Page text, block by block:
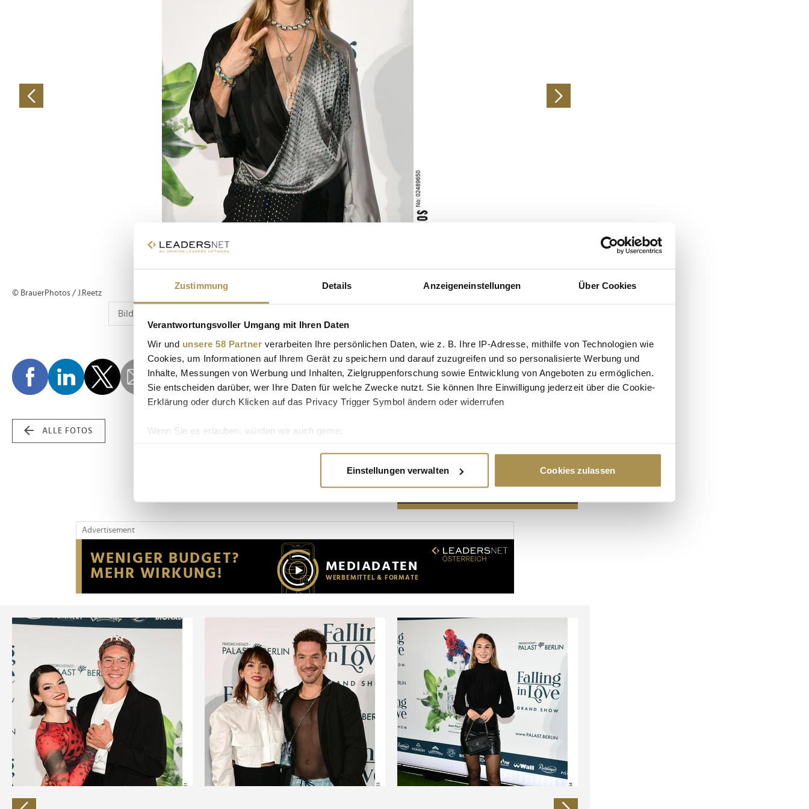
Zustimmung Details Anzeigeneinstellungen Über Cookies
Verantwortungsvoller Umgang mit Ihren Daten
Wir und unsere 58 Partner verarbeiten Ihre persönlichen Daten, wie z. B. Ihre IP-Adresse, mithilfe von Technologien wie
Cookies, um Informationen auf Ihrem Gerät zu speichern und darauf zuzugreifen und so personalisierte Werbung und
Inhalte, Messungen von Werbung und Inhalten, Zielgruppenforschung sowie Entwicklung von Angeboten zu ermöglichen.
Sie entscheiden darüber, wer Ihre Daten für welche Zwecke nutzt. Sie können Ihre Einwilligung jederzeit über die Cookie-
Erklärung oder durch Klicken auf das Privacy Trigger Symbol ändern oder widerrufen
Wenn Sie es erlauben, würden wir auch gerne:
Erfahren Sie mehr darüber, wie Ihre persönlichen Daten verarbeitet werden, und legen Sie Ihre Präferenzen im
Wir verwenden Cookies, um Inhalte und Anzeigen zu personalisieren, Funktionen für soziale Medien anbieten zu können
Website an unsere Partner für soziale Medien, Werbung und Analysen weiter. Unsere Partner führen diese Informationen
möglicherweise mit weiteren Daten zusammen, die Sie ihnen bereitgestellt haben oder die sie im Rahmen Ihrer Nutzung
der Dienste gesammelt haben.
Einstellungen verwalten Cookies zulassen
© BrauerPhotos / J.Reetz
ALLE FOTOS
Advertisement
Advertisement